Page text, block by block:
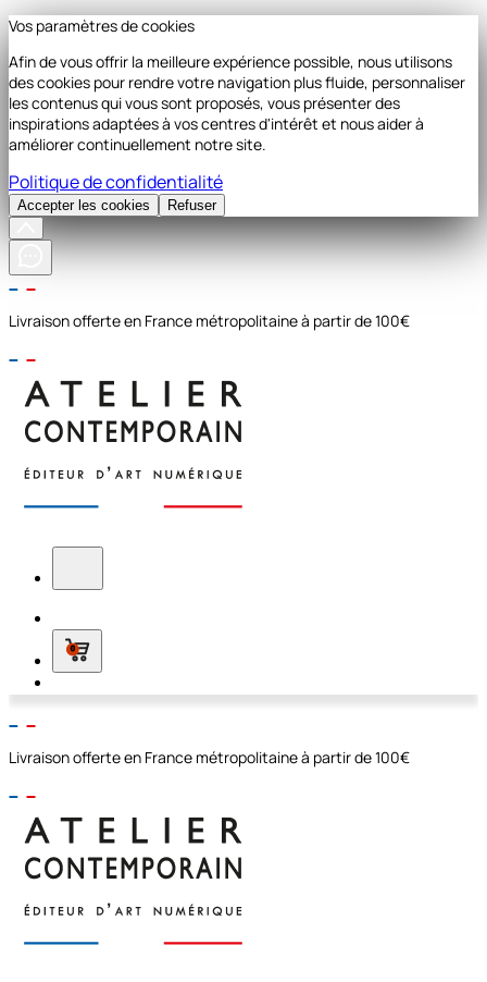
Vos paramètres de cookies
Afin de vous offrir la meilleure expérience possible, nous utilisons
des cookies pour rendre votre navigation plus fluide, personnaliser
les contenus qui vous sont proposés, vous présenter des
inspirations adaptées à vos centres d'intérêt et nous aider à
améliorer continuellement notre site.
Politique de confidentialité
Accepter les cookies Refuser
Livraison offerte en France métropolitaine à partir de 100€
0
Livraison offerte en France métropolitaine à partir de 100€